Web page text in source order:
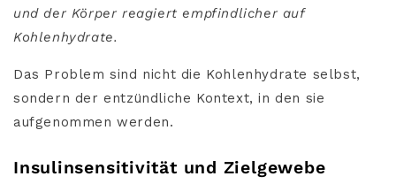
und der Körper reagiert empfindlicher auf
Kohlenhydrate.
Das Problem sind nicht die Kohlenhydrate selbst,
sondern der entzündliche Kontext, in den sie
aufgenommen werden.
Insulinsensitivität und Zielgewebe